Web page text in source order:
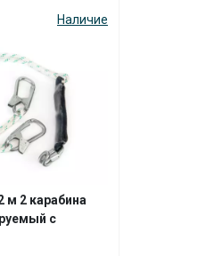
Наличие
м 2 карабина
с